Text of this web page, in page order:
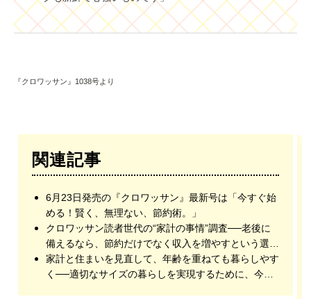
『クロワッサン』1038号より
関連記事
6月23日発売の『クロワッサン』最新号は「今すぐ始
める！賢く、無理ない、節約術。」
クロワッサン読者世代の“家計の事情”調査──老後に
備えるなら、節約だけでなく収入を増やすという選択
肢も
家計と住まいを見直して、年齢を重ねても暮らしやす
く──適切なサイズの暮らしを実現するために、今か